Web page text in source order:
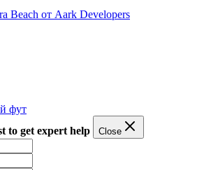
Beach от Aark Developers
фут
to get expert help
Close